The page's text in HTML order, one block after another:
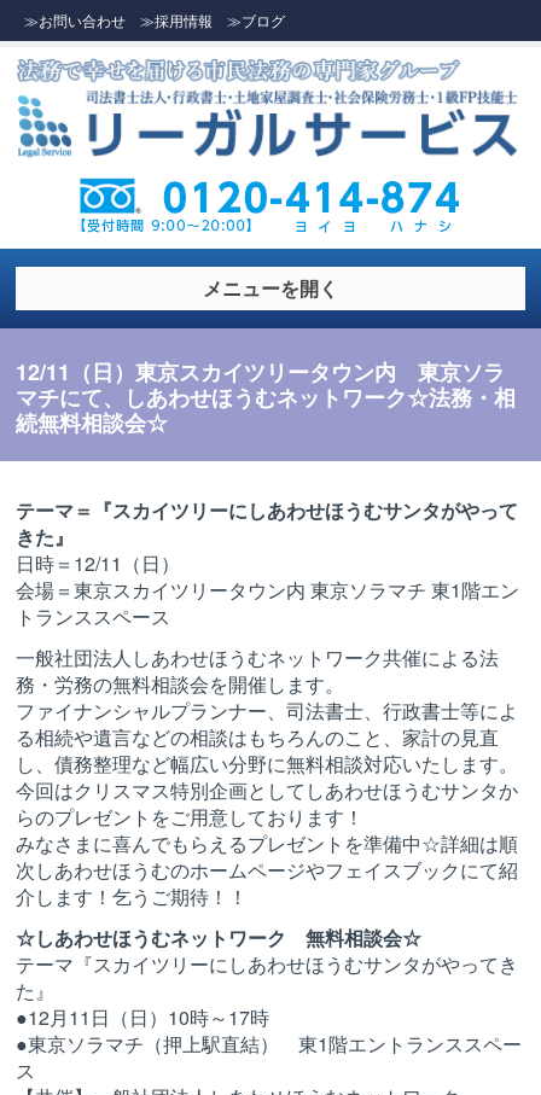
≫お問い合わせ ≫採用情報 ≫ブログ
メニューを開く
12/11（日）東京スカイツリータウン内 東京ソラ
マチにて、しあわせほうむネットワーク☆法務・相
続無料相談会☆
テーマ＝『スカイツリーにしあわせほうむサンタがやって
きた』
日時＝12/11（日）
会場＝東京スカイツリータウン内 東京ソラマチ 東1階エン
トランススペース
一般社団法人しあわせほうむネットワーク共催による法
務・労務の無料相談会を開催します。
ファイナンシャルプランナー、司法書士、行政書士等によ
る相続や遺言などの相談はもちろんのこと、家計の見直
し、債務整理など幅広い分野に無料相談対応いたします。
今回はクリスマス特別企画としてしあわせほうむサンタか
らのプレゼントをご用意しております！
みなさまに喜んでもらえるプレゼントを準備中☆詳細は順
次しあわせほうむのホームページやフェイスブックにて紹
介します！乞うご期待！！
☆しあわせほうむネットワーク 無料相談会☆
テーマ『スカイツリーにしあわせほうむサンタがやってき
た』
●12月11日（日）10時～17時
●東京ソラマチ（押上駅直結） 東1階エントランススペー
ス